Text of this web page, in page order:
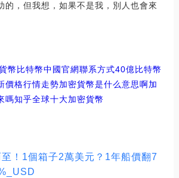
的，但我想，如果不是我，別人也會來
幣比特幣中國官網聯系方式40億比特幣
價格行情走勢加密貨幣是什么意思啊加
嗎知乎全球十大加密貨幣
！1個箱子2萬美元？1年船價翻7